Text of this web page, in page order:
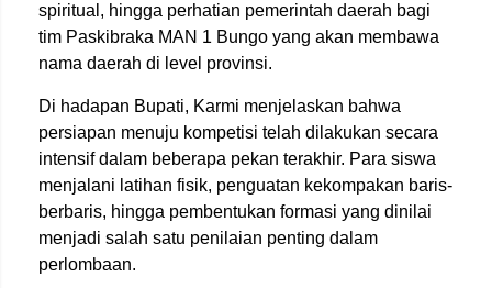
spiritual, hingga perhatian pemerintah daerah bagi
tim Paskibraka MAN 1 Bungo yang akan membawa
nama daerah di level provinsi.
Di hadapan Bupati, Karmi menjelaskan bahwa
persiapan menuju kompetisi telah dilakukan secara
intensif dalam beberapa pekan terakhir. Para siswa
menjalani latihan fisik, penguatan kekompakan baris-
berbaris, hingga pembentukan formasi yang dinilai
menjadi salah satu penilaian penting dalam
perlombaan.